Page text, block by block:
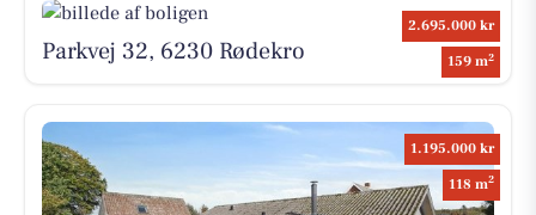
2.695.000 kr
159 m2
Parkvej 32, 6230 Rødekro
1.195.000 kr
118 m2